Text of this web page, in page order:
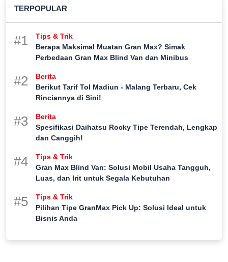
TERPOPULAR
#1
Tips & Trik
Berapa Maksimal Muatan Gran Max? Simak
Perbedaan Gran Max Blind Van dan Minibus
#2
Berita
Berikut Tarif Tol Madiun - Malang Terbaru, Cek
Rinciannya di Sini!
#3
Berita
Spesifikasi Daihatsu Rocky Tipe Terendah, Lengkap
dan Canggih!
#4
Tips & Trik
Gran Max Blind Van: Solusi Mobil Usaha Tangguh,
Luas, dan Irit untuk Segala Kebutuhan
#5
Tips & Trik
Pilihan Tipe GranMax Pick Up: Solusi Ideal untuk
Bisnis Anda